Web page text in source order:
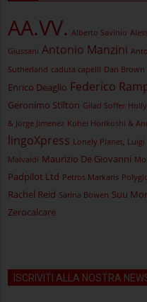
AA.VV. Alberto Savinio
Giussani Antonio Manzini
Sutherland caduta capelli Dan Brown
Enrico Deaglio Federico
Geronimo Stilton Gilad Soffer
& Jorge Jimenez Kohei Horikoshi &
lingoXpress Lonely Planet,
Malvaldi Maurizio De Giovanni
Padpilot Ltd Petros Markaris
Rachel Reid Sarina Bowen Suu
Zerocalcare
ISCRIVITI ALLA NOSTRA